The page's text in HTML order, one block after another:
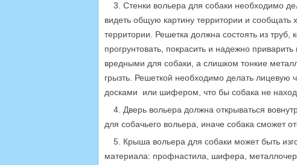
3. Стенки вольера для собаки необходимо
видеть общую картину территории и сообщать
территории. Решетка должна состоять из
прогрунтовать, покрасить и надежно
вредными для собаки, а слишком тонкие
грызть. Решеткой необходимо делать лицевую
досками или шифером, что бы собака не
4. Дверь вольера должна открываться
для собачьего вольера, иначе собака сможет
5. Крыша вольера для собаки может быть
материала: профнастила, шифера,